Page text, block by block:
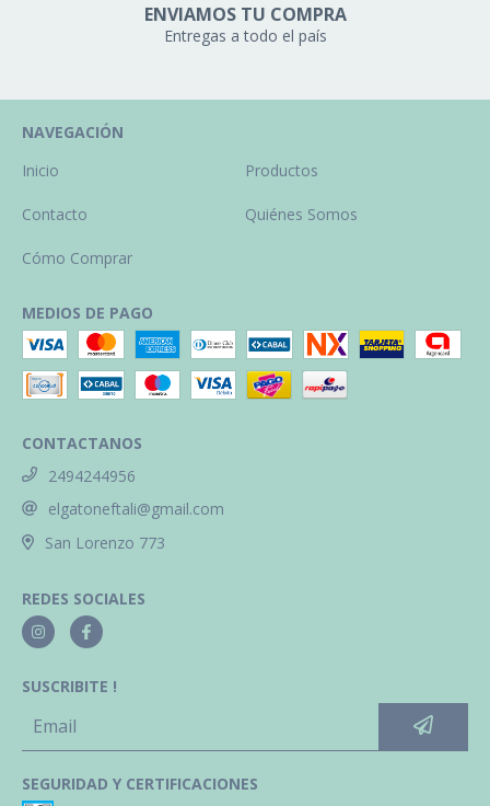
ENVIAMOS TU COMPRA
Entregas a todo el país
NAVEGACIÓN
Inicio
Productos
Contacto Quiénes Somos
Cómo Comprar
MEDIOS DE PAGO
CONTACTANOS
2494244956
elgatoneftali@gmail.com
San Lorenzo 773
REDES SOCIALES
SUSCRIBITE !
SEGURIDAD Y CERTIFICACIONES